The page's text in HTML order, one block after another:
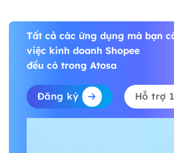
Tất cả các ứng dụng mà bạn
việc kinh doanh Shopee
đều có trong Atosa
Đăng ký Hỗ trợ